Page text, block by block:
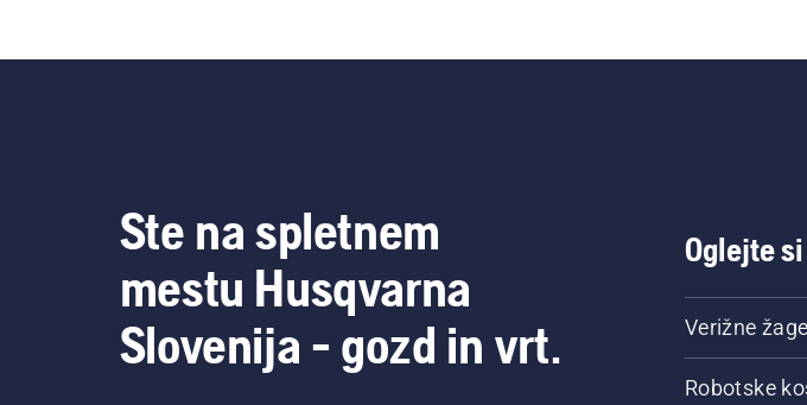
Ste na spletnem
mestu Husqvarna
Slovenija - gozd in vrt.
Oglejte
Verižne žage
Robotske